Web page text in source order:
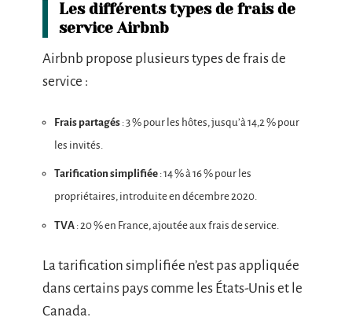
Les différents types de frais de
service Airbnb
Airbnb propose plusieurs types de frais de
service :
Frais partagés : 3 % pour les hôtes, jusqu’à 14,2 % pour
les invités.
Tarification simplifiée : 14 % à 16 % pour les
propriétaires, introduite en décembre 2020.
TVA : 20 % en France, ajoutée aux frais de service.
La tarification simplifiée n’est pas appliquée
dans certains pays comme les États-Unis et le
Canada.